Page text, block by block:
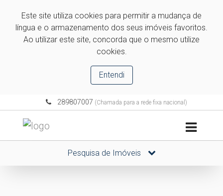
Este site utiliza cookies para permitir a mudança de
língua e o armazenamento dos seus imóveis favoritos.
Ao utilizar este site, concorda que o mesmo utilize
cookies.
Entendi
289807007 (Chamada para a rede fixa nacional)
Pesquisa de Imóveis